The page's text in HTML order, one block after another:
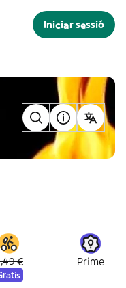
Iniciar sessió
€ Prime